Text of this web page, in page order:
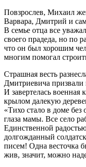
Повзрослев, Михаил
Варвара, Дмитрий и
В семье отца все
своего прадеда, но по
что он был хорошим
многим помогал
Страшная весть
Дмитриевича призвали
И завертелась военная
крылом далекую
«Тихо стало в доме
глаза мамы. Все село
Единственной
долгожданный
писем! Одна весточка
жив, значит, можно